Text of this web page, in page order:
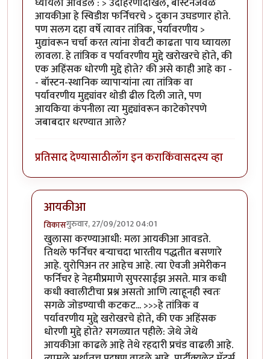
आयकीआ हे स्विडीश फर्निचरचे > दुकान उघडणार होते.
पण सलग दहा वर्षे त्यावर तांत्रिक, पर्यावरणीय >
मुद्यांवरून चर्चा करत त्यांना शेवटी काढता पाय घ्यायला
लावला. हे तांत्रिक व पर्यावरणीय मुद्दे खरोखरचे होते, की
एक अहिंसक धोरणी मुद्दे होते? की असे काही आहे का -
- बॉस्टन-स्थानिक व्यापार्‍यांना त्या तांत्रिक वा
पर्यावरणीय मुद्द्यांवर थोडी ढील दिली जाते, पण
आयकिया कंपनीला त्या मुद्द्यांवरून काटेकोरपणे
जबाबदार धरण्यात आले?
प्रतिसाद देण्यासाठीलॉग इन कराकिंवासदस्य व्हा
आयकीआ
विकासगुरुवार, 27/09/2012 04:01
In reply toचांगला लेखbyधनंजय
खुलासा करण्याआधी: मला आयकीआ आवडते.
तिथले फर्निचर बर्‍याचदा भारतीय पद्धतीत बसणारे
आहे. युरोपिअन तर आहेच आहे. त्या ऐवजी अमेरीकन
फर्निचर हे नेहमीप्रमाणे सुपरसाईझ असते. मात्र कधी
कधी क्वालीटीचा प्रश्न असतो आणि त्याहूनही स्वतः
सगळे जोडण्याची कटकट... >>>हे तांत्रिक व
पर्यावरणीय मुद्दे खरोखरचे होते, की एक अहिंसक
धोरणी मुद्दे होते? सगळ्यात पहीले: जेथे जेथे
आयकीआ काढले आहे तेथे रहदारी प्रचंड वाढली आहे.